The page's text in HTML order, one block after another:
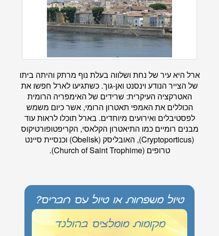
ארל היא עיר של נחת ושלווה בעלת נוף מרתק והיתה ביתו
של הצייר הנודע וינסנט ואן-גוך. כשתגיעו לארל חפשו את
האטרקציה העיקרית: שרידים של האימפריה הרומית
הכוללים את האמפי תאטרון הרומי, אשר כיום משמש
לפסטיבלים ואירועים מיוחדים. בארל תוכלו לראות עוד
מבנים רומיים כמו התיאטרון הקלאסי, הקריפטופורטיקוס
(Cryptoporticus), האובליסק (Obelisk) וכנסיית סיינט
טרופים (Church of Saint Trophime).
טיול משפחות או טיול עם חברים?
מקומות מומלצים בהולנד